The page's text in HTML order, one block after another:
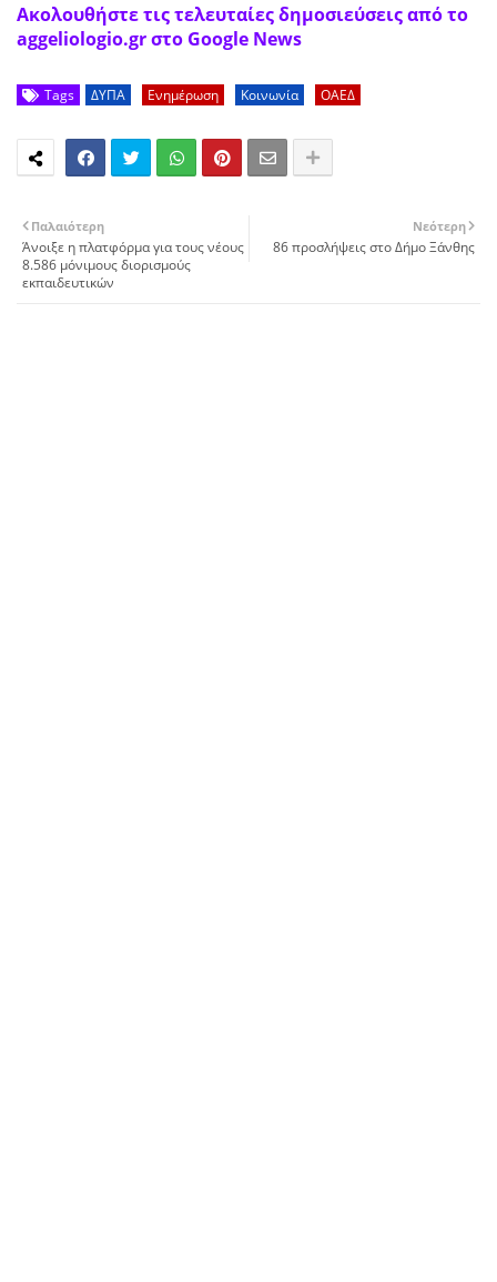
Ακολουθήστε τις τελευταίες δημοσιεύσεις από το
aggeliologio.gr στο Google News
Tags ΔΥΠΑ Ενημέρωση Κοινωνία ΟΑΕΔ
Νεότερη
86 προσλήψεις στο Δήμο Ξάνθης
Παλαιότερη
Άνοιξε η πλατφόρμα για τους νέους
8.586 μόνιμους διορισμούς
εκπαιδευτικών